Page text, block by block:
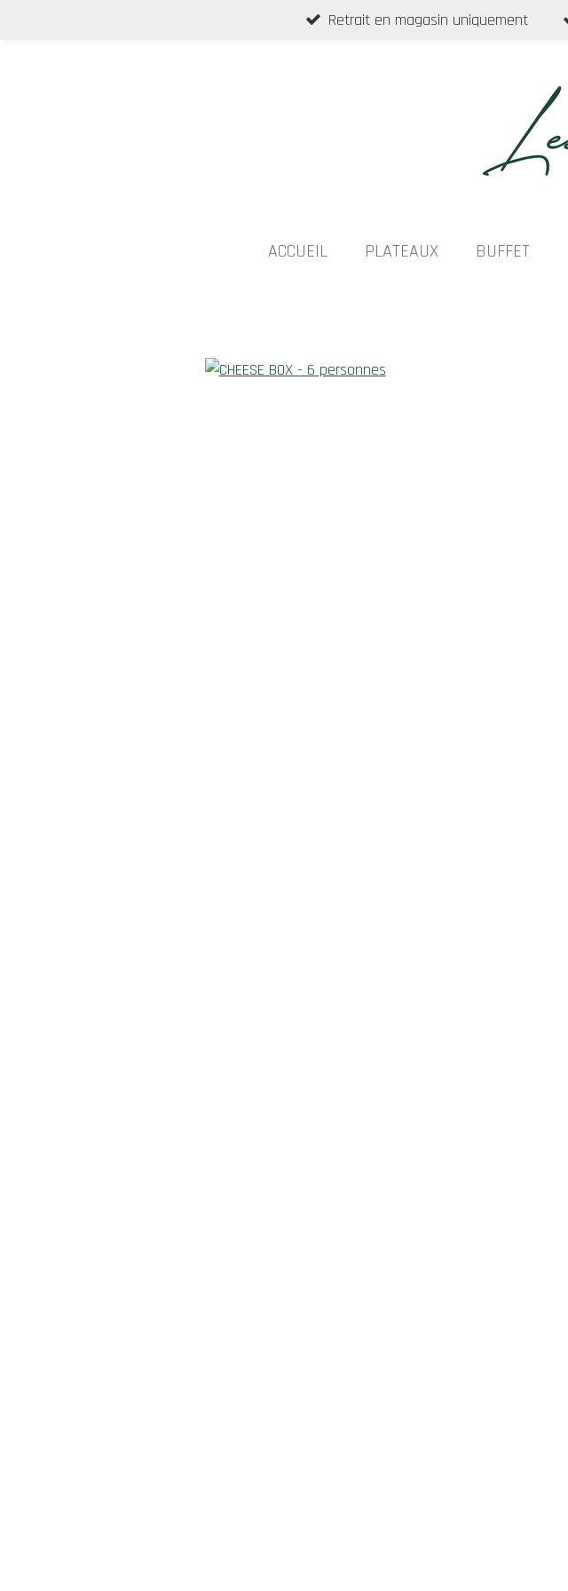
Retrait en magasin uniquement
ACCUEIL PLATEAUX BUFFET